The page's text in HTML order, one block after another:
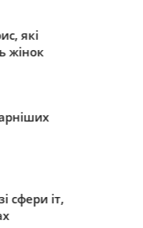
які
жінок
сфери іт,